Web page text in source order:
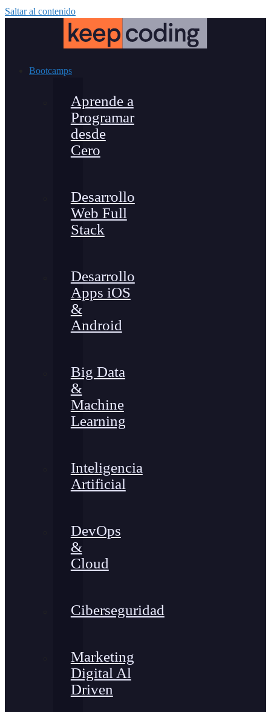
Saltar al contenido
Bootcamps
Aprende a
Programar
desde
Cero
Desarrollo
Web Full
Stack
Desarrollo
Apps iOS
&
Android
Big Data
&
Machine
Learning
Inteligencia
Artificial
DevOps
&
Cloud
Ciberseguridad
Marketing
Digital Al
Driven